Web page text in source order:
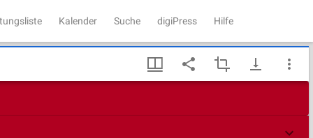
Kalender Suche digiPress Hilfe